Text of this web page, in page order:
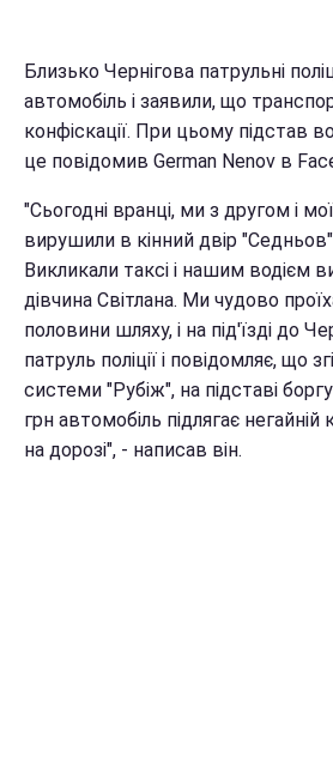
Близько Чернігова патрульні
автомобіль і заявили, що
конфіскації. При цьому підстав
це повідомив German Nenov в
"Сьогодні вранці, ми з другом і
вирушили в кінний двір
Викликали таксі і нашим водієм
дівчина Світлана. Ми чудово
половини шляху, і на під'їзді до
патруль поліції і повідомляє, що
системи "Рубіж", на підставі
грн автомобіль підлягає негайній
на дорозі", - написав він.